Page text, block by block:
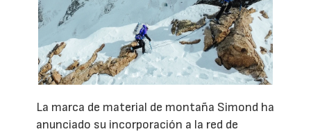
La marca de material de montaña Simond ha
anunciado su incorporación a la red de